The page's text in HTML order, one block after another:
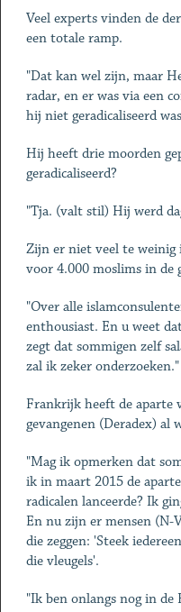
Veel experts vinden de
een totale ramp.
"Dat kan wel zijn, maar
radar, en er was via een
hij niet geradicaliseerd
Hij heeft drie moorden
geradicaliseerd?
"Tja. (valt stil) Hij werd
Zijn er niet veel te weinig
voor 4.000 moslims in de
"Over alle
enthousiast. En u weet
zegt dat sommigen zelf
zal ik zeker onderzoeken."
Frankrijk heeft de aparte
gevangenen (Deradex) al
"Mag ik opmerken dat
ik in maart 2015 de
radicalen lanceerde? Ik
En nu zijn er mensen (N-
die zeggen: 'Steek
die vleugels'.
"Ik ben onlangs nog in de